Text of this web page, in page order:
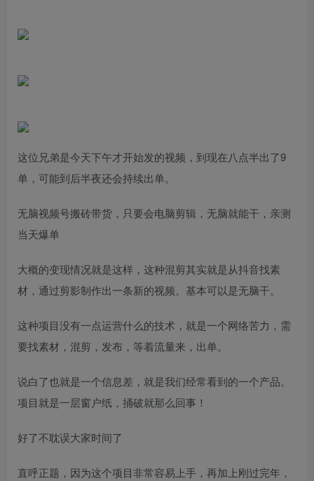
这位兄弟是今天下午才开始发的视频，到现在八点半出了9
单，可能到后半夜还会持续出单。
无脑视频号搬砖带货，只要会电脑剪辑，无脑就能干，亲测
当天爆单
大概的变现情况就是这样，这种混剪其实就是从抖音找素
材，通过剪影制作出一条新的视频。基本可以是无脑干。
这种项目没有一点运营什么的技术，就是一个网络苦力，需
要找素材，混剪，发布，等着流量来，出单。
说白了也就是一个信息差，就是我们经常看到的一个产品。
项目就是一层窗户纸，捅破就那么回事！
好了不耽误大家时间了
直呼正题，因为这个项目非常容易上手，再加上刚过完年，